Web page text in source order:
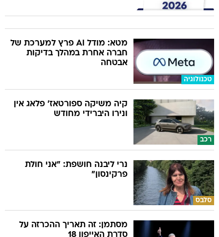
טכנולוגיה
מטא: מודל AI פרץ למערכת של
חברה אחרת במהלך בדיקות
אבטחה
רכב
קיה משיקה ספורטאז' פלאג אין
ונירו היברידי מחודש
סלבס
נרי ליבנה חושפת: "אני חולת
פרקינסון"
מסתמן: זה תאריך ההכרזה על
סדרת האייפון 18